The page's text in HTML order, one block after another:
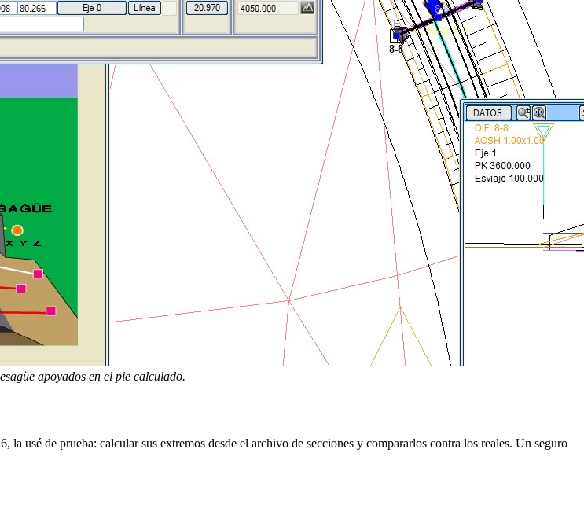
apoyados en el pie calculado.
la usé de prueba: calcular sus extremos desde el archivo de secciones y compararlos contra los reales. Un seguro